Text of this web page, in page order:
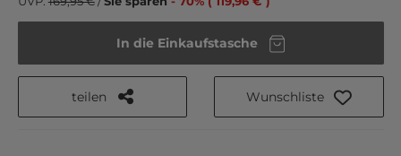
In die Einkaufstasche
teilen Wunschliste